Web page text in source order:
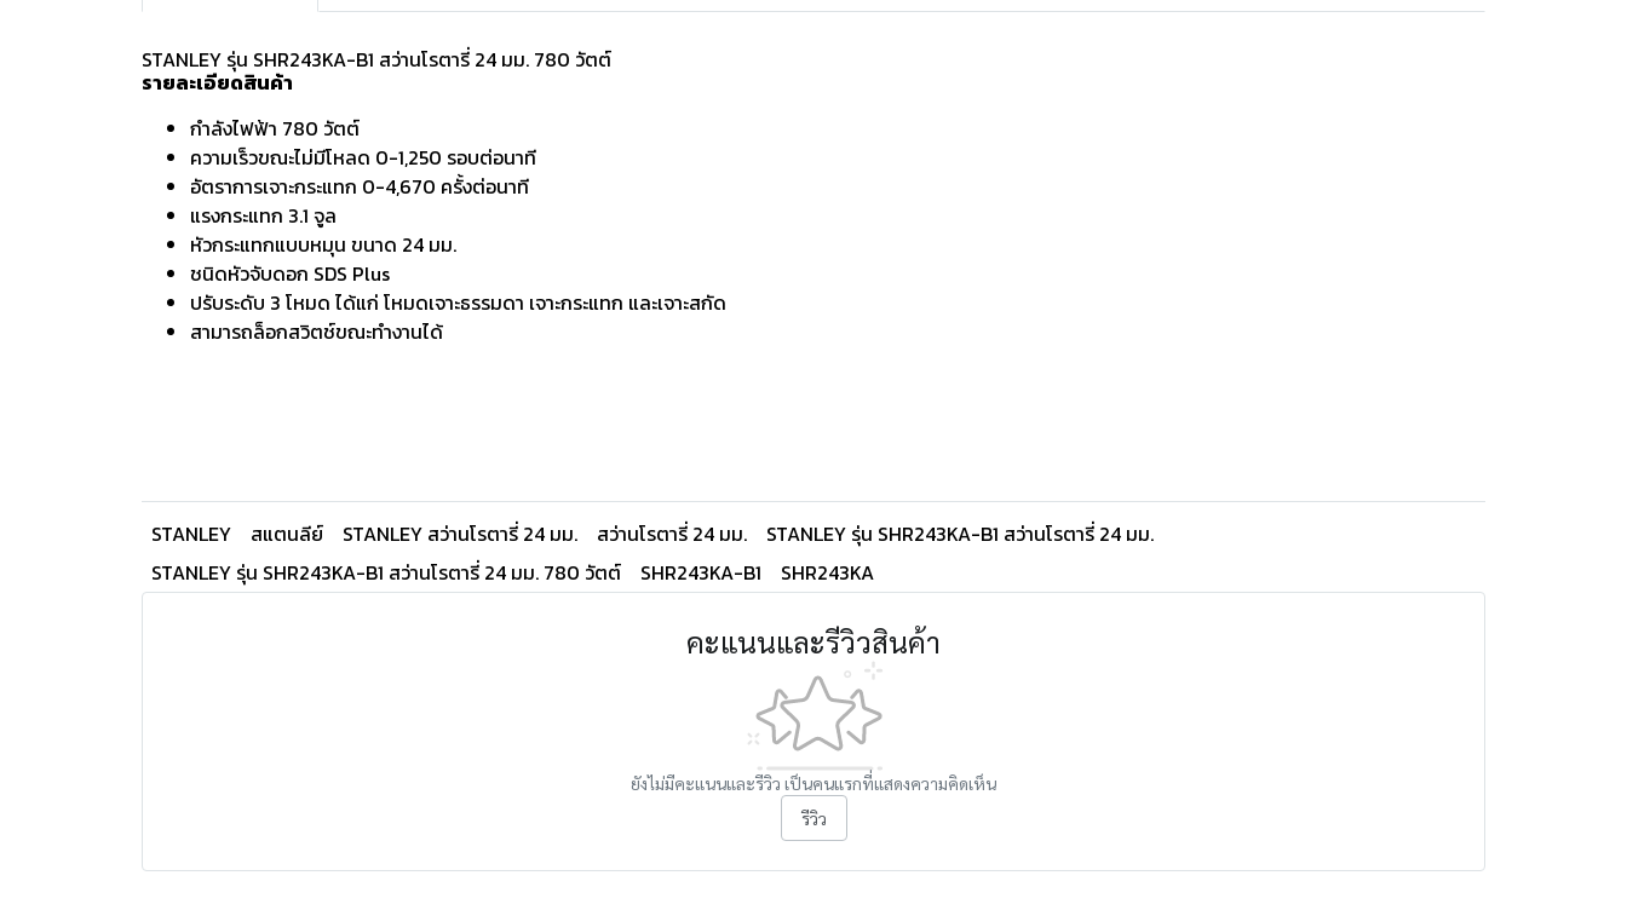
STANLEY รุ่น SHR243KA-B1 สว่านโรตารี่ 24 มม. 780 วัตต์
รายละเอียดสินค้า
กำลังไฟฟ้า 780 วัตต์
ความเร็วขณะไม่มีโหลด 0-1,250 รอบต่อนาที
อัตราการเจาะกระแทก 0-4,670 ครั้งต่อนาที
แรงกระแทก 3.1 จูล
หัวกระแทกแบบหมุน ขนาด 24 มม.
ชนิดหัวจับดอก SDS Plus
ปรับระดับ 3 โหมด ได้แก่ โหมดเจาะธรรมดา เจาะกระแทก และเจาะสกัด
สามารถล็อกสวิตช์ขณะทำงานได้
STANLEY สแตนลีย์ STANLEY สว่านโรตารี่ 24 มม. สว่านโรตารี่ 24 มม.
STANLEY รุ่น SHR243KA-B1 สว่านโรตารี่ 24 มม.
STANLEY รุ่น SHR243KA-B1 สว่านโรตารี่ 24 มม. 780 วัตต์
SHR243KA-B1 SHR243KA
คะแนนและรีวิวสินค้า
ยังไม่มีคะแนนและรีวิว เป็นคนแรกที่แสดงความคิดเห็น
รีวิว